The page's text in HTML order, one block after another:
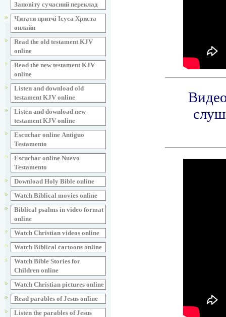
Заповіту сучасний переклад
Читати притчі Ісуса Христа
онлайн
Read the old testament KJV
online
Read the new testament KJV
online
Listen and download old
testament KJV online
Listen and download new
testament KJV online
Escuchar online Аntiguo
Testamento
Escuchar online Nuevo
Testamento
Download Holy Bible online
Watch Biblical movies online
Biblical psalms in video format
online
Watch Christian videos online
Watch Biblical cartoons online
Watch Bible Stories for
Children online
Watch Christian pictures online
Read parables of Jesus online
Listen the parables of Jesus